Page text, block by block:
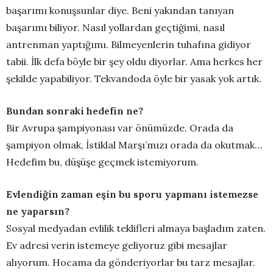
başarımı konuşsunlar diye. Beni yakından tanıyan
başarımı biliyor. Nasıl yollardan geçtiğimi, nasıl
antrenman yaptığımı. Bilmeyenlerin tuhafına gidiyor
tabii. İlk defa böyle bir şey oldu diyorlar. Ama herkes her
şekilde yapabiliyor. Tekvandoda öyle bir yasak yok artık.
Bundan sonraki hedefin ne?
Bir Avrupa şampiyonası var önümüzde. Orada da
şampiyon olmak, İstiklal Marşı’mızı orada da okutmak…
Hedefim bu, düşüşe geçmek istemiyorum.
Evlendiğin zaman eşin bu sporu yapmanı istemezse
ne yaparsın?
Sosyal medyadan evlilik teklifleri almaya başladım zaten.
Ev adresi verin istemeye geliyoruz gibi mesajlar
alıyorum. Hocama da gönderiyorlar bu tarz mesajlar.